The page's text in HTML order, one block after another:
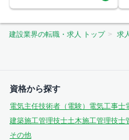
建設業界の転職・求人 トップ 求
資格から探す
電気主任技術者（電験） 電気工事士
建築施工管理技士土木施工管理技士
その他